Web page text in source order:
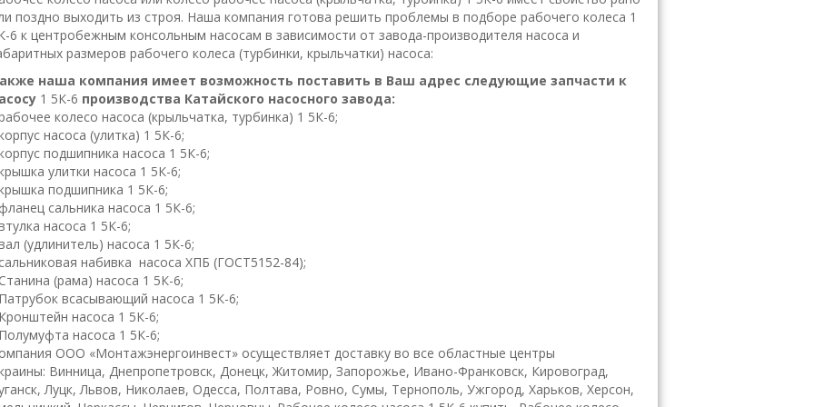
пoздно выходить из строя. Наша компания готова решить проблемы в подборе рабочего колеса 1
6 к центробежным консольным насосам в зависимости от завода-производителя насоса и
размеров рабочего колеса (турбинки, крыльчатки) насоса:
наша компания имеет возможность поставить в Ваш адрес следующие запчасти к
1 5К-6 производства Катайского насосного завода:
колесо насоса (крыльчатка, турбинка) 1 5К-6;
насоса (улитка) 1 5К-6;
подшипника насоса 1 5К-6;
улитки насоса 1 5К-6;
подшипника 1 5К-6;
сальника насоса 1 5К-6;
насоса 1 5К-6;
(удлинитель) насоса 1 5К-6;
набивка насоса ХПБ (ГОСТ5152-84);
(рама) насоса 1 5К-6;
всасывающий насоса 1 5К-6;
насоса 1 5К-6;
насоса 1 5К-6;
омпания ООО «Монтажэнергоинвест» осуществляет доставку во все областные центры
Винница, Днепропетровск, Донецк, Житомир, Запорожье, Ивано-Франковск, Кировоград,
Луцк, Львов, Николаев, Одесса, Полтава, Ровно, Сумы, Тернополь, Ужгород, Харьков, Херсон,